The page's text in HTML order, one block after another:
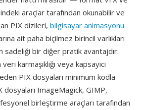
araçlar tarafından okunabilir ve
PIX dizileri, bilgisayar animasyonu
ait paha biçilmez birincil varlıkları
sadeliği bir diğer pratik avantajdır:
karmaşıklığı veya kapsayıcı
PIX dosyaları minimum kodla
dosyaları ImageMagick, GIMP,
birleştirme araçları tarafından